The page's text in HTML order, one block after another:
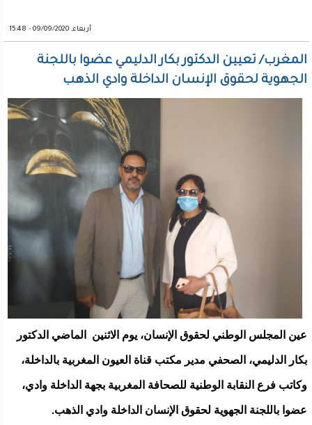
أربعاء, 09/09/2020 - 15:48
المغرب/ تعيين الدكتور بكار الدليمي عضوا باللجنة
الجهوية لحقوق الإنسان الداخلة وادي الذهب
عين المجلس الوطني لحقوق الإنسان، يوم الاثنين الماضي الدكتور
بكار الدليمي، الصحفي مدير مكتب قناة العيون المغربية بالداخلة،
وكاتب فرع النقابة الوطنية للصحافة المغربية بجهة الداخلة وادي،
عضوا باللجنة الجهوية لحقوق الإنسان الداخلة وادي الذهب.